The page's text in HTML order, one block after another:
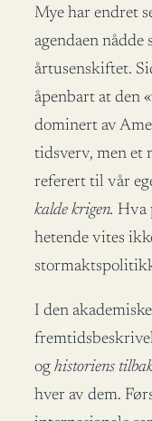
Mye har endret
agendaen
årtusenskiftet.
åpenbart at den
dominert av
tidsverv, men et
referert til vår
kalde krigen. Hva
hetende vites
I den
og historiens
hver av dem.